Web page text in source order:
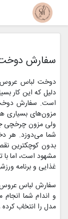
سفارش
دوخت لباس عروس
دلیل که این کار
است. سفارش
مزون‌های بسیاری
ولی مزون چرخچی
شما می‌دوزد. هر
بدون کوچکترین
مشهود است، اما با
غذایی و برنامه
سفارش لباس عروس
و اندام شما
مدل را انتخاب